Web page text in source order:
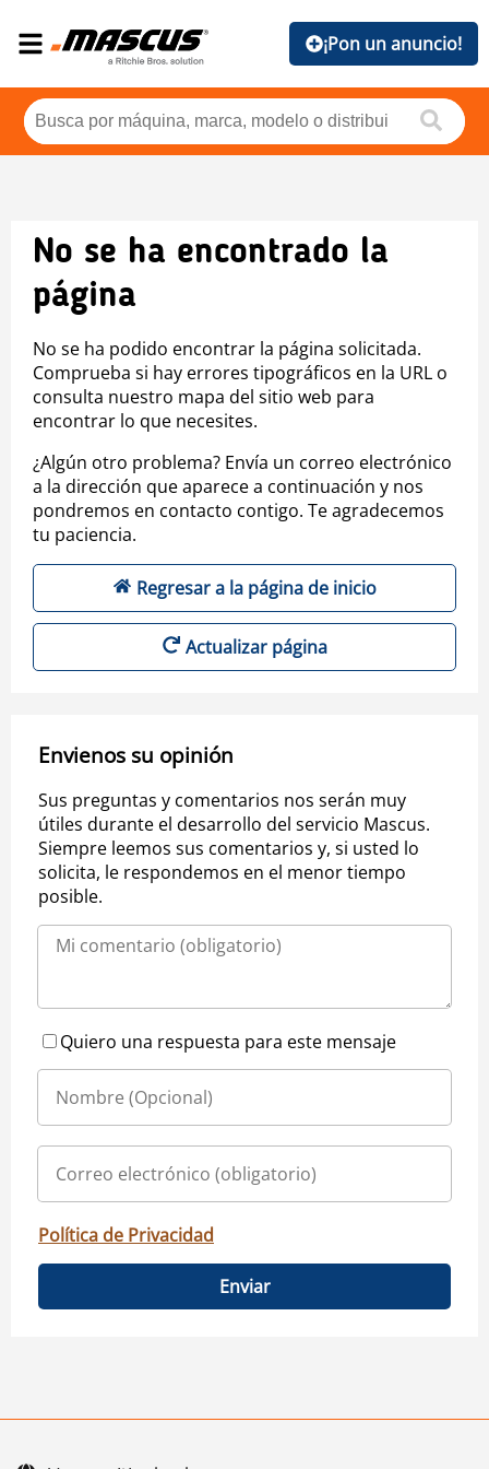
¡Pon un anuncio!
No se ha encontrado la
página
No se ha podido encontrar la página solicitada.
Comprueba si hay errores tipográficos en la URL o
consulta nuestro mapa del sitio web para
encontrar lo que necesites.
¿Algún otro problema? Envía un correo electrónico
a la dirección que aparece a continuación y nos
pondremos en contacto contigo. Te agradecemos
tu paciencia.
Regresar a la página de inicio
Actualizar página
Envienos su opinión
Sus preguntas y comentarios nos serán muy
útiles durante el desarrollo del servicio Mascus.
Siempre leemos sus comentarios y, si usted lo
solicita, le respondemos en el menor tiempo
posible.
Quiero una respuesta para este mensaje
Política de Privacidad
Enviar